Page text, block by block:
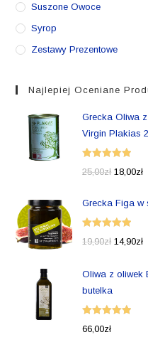
Suszone Owoce
Syrop
Zestawy Prezentowe
Najlepiej Oceniane
Grecka Oliwa
Virgin Plakias
Oceniono
25,00zł 18,00zł
Grecka Figa w
Oceniono
19,90zł 14,90zł
Oliwa z oliwek
butelka
Oceniono
66,00zł